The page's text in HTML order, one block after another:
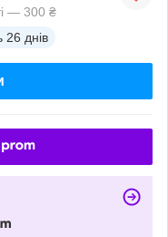
— 300 ₴
26 днів